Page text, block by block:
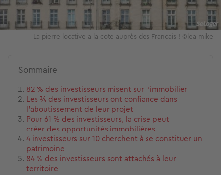
La pierre locative a la cote auprès des Français ! ©lea mike
Sommaire
82 % des investisseurs misent sur l’immobilier
Les ¾ des investisseurs ont confiance dans
l’aboutissement de leur projet
Pour 61 % des investisseurs, la crise peut
créer des opportunités immobilières
4 investisseurs sur 10 cherchent à se constituer un
patrimoine
84 % des investisseurs sont attachés à leur
territoire